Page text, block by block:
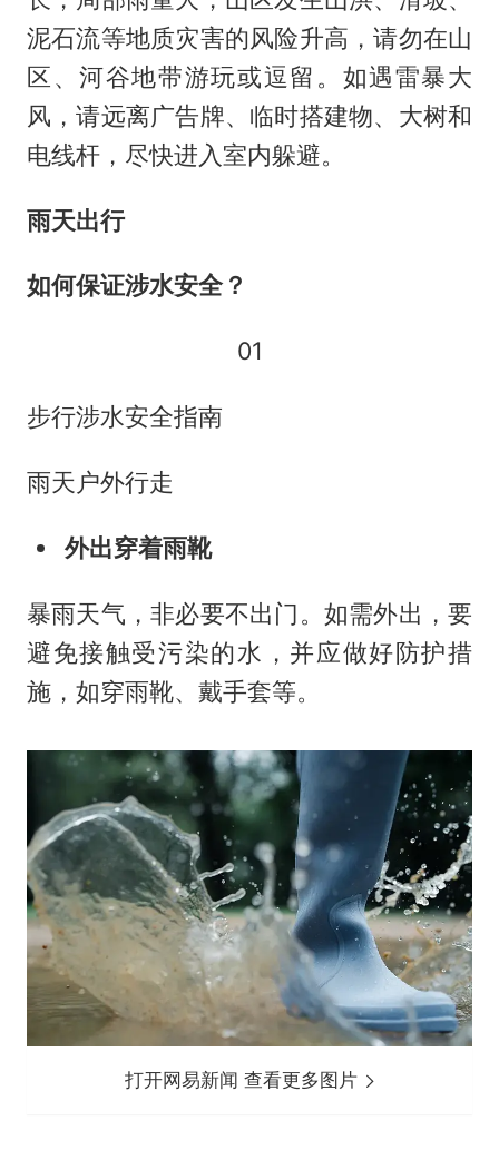
泥石流等地质灾害的风险升高，请勿在山
区、河谷地带游玩或逗留。如遇雷暴大
风，请远离广告牌、临时搭建物、大树和
电线杆，尽快进入室内躲避。
雨天出行
如何保证涉水安全？
01
步行涉水安全指南
雨天户外行走
外出穿着雨靴
暴雨天气，非必要不出门。如需外出，要
避免接触受污染的水，并应做好防护措
施，如穿雨靴、戴手套等。
打开网易新闻 查看更多图片